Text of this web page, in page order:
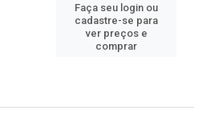
Faça seu login ou
cadastre-se para
ver preços e
comprar